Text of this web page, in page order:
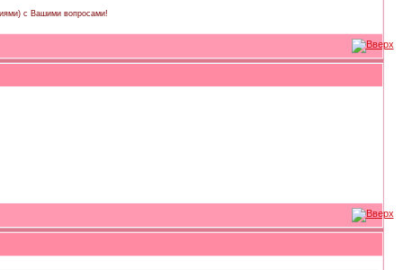
с Вашими вопросами!